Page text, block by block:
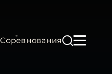
Соревнования